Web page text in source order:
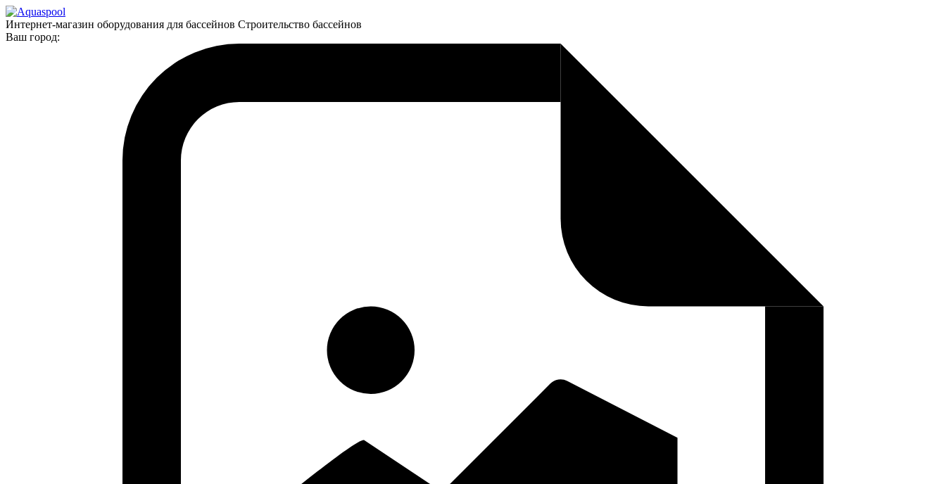
Интернет-магазин оборудования для бассейнов Строительство бассейнов
Ваш город: